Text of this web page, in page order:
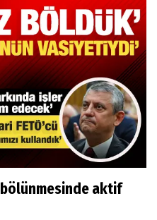
bölünmesinde aktif